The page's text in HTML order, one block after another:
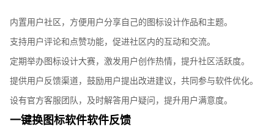
内置用户社区，方便用户分享自己的图标设计作品和主题。
支持用户评论和点赞功能，促进社区内的互动和交流。
定期举办图标设计大赛，激发用户创作热情，提升社区活跃度。
提供用户反馈渠道，鼓励用户提出改进建议，共同参与软件优化。
设有官方客服团队，及时解答用户疑问，提升用户满意度。
一键换图标软件软件反馈